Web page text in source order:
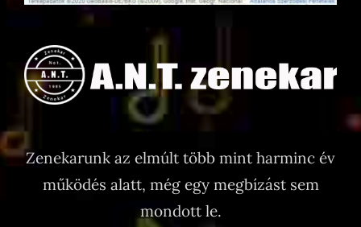
Zenekarunk az elmúlt több mint harminc év
működés alatt, még egy megbízást sem
mondott le.